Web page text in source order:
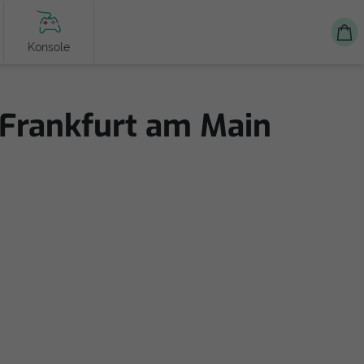
Konsole
am Main